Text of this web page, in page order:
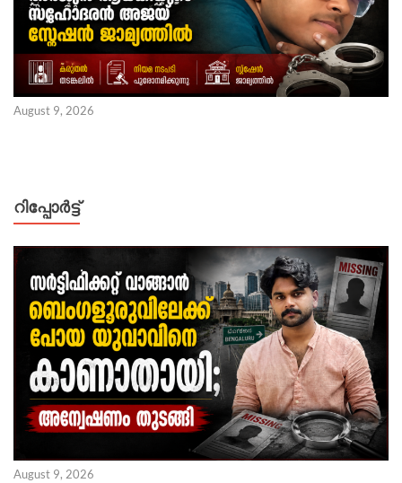
August 9, 2026
റിപ്പോര്‍ട്ട്
August 9, 2026